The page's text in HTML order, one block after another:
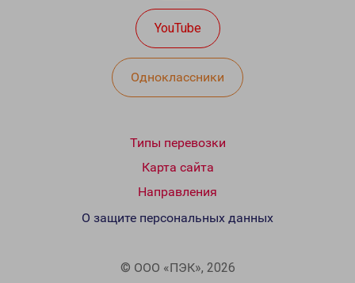
YouTube
Одноклассники
Типы перевозки
Карта сайта
Направления
© ООО «ПЭК», 2026
О защите персональных данных